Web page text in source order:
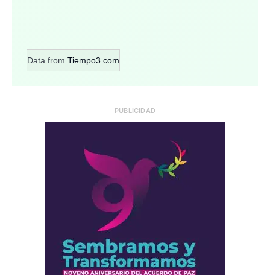
Data from Tiempo3.com
PUBLICIDAD